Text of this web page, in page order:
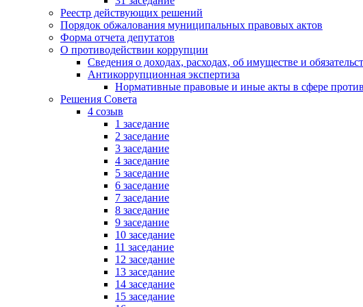
Реестр действующих решений
Порядок обжалования муниципальных правовых актов
Форма отчета депутатов
О противодействии коррупции
Сведения о доходах, расходах, об имуществе и
Антикоррупционная экспертиза
Нормативные правовые и иные акты в сфере
Решения Совета
4 созыв
1 заседание
2 заседание
3 заседание
4 заседание
5 заседание
6 заседание
7 заседание
8 заседание
9 заседание
10 заседание
11 заседание
12 заседание
13 заседание
14 заседание
15 заседание